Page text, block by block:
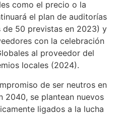
como el precio o la
el plan de auditorías
de 50 previstas en 2023) y
con la celebración
al proveedor del
locales (2024).
de ser neutros en
2040, se plantean nuevos
ligados a la lucha